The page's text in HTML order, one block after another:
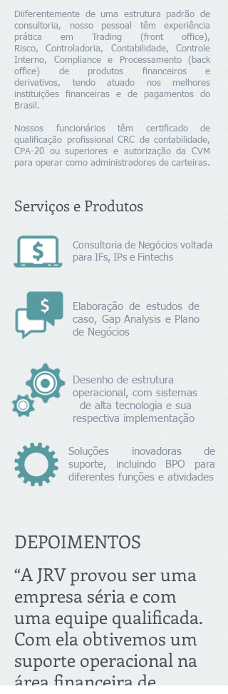
Diiferentemente de uma estrutura padrão de
consultoria, nosso pessoal têm experiência
prática em Trading (front office),
Risco,Controladoria, Contabilidade, Controle
Interno, Compliance e
Processamento (back
office) de produtos financeiros e
derivativos, tendo atuado nos melhores
instituições financeiras e de pagamentos do
Brasil.
Nossos funcionários têm certificado de
qualificação profissional CRC de contabilidade,
CPA-20 ou superiores e autorização da CVM
para operar como administradores de carteiras.
Serviços e Produtos
DEPOIMENTOS
“A JRV provou ser uma
empresa séria e com
uma equipe qualificada.
Com ela obtivemos um
suporte operacional na
área financeira de
Desenho de estrutura
operacional, com sistemas
de alta tecnologia e sua
respectiva implementação
Soluções inovadoras de
suporte, incluindo BPO para
diferentes funções e atividades
Consultoria de Negócios voltada
para IFs, IPs e Fintechs
Elaboração de estudos de
caso, Gap Analysis e Plano
de Negócios